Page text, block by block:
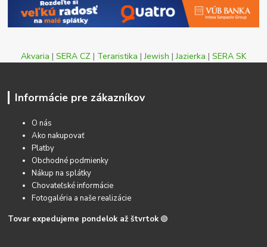
Akvaria | SERA CZ | Teraristika |Jewish |Jazierka | SERA SK
Informácie pre zákazníkov
O nás
Ako nakupovať
Platby
Obchodné podmienky
Nákup na splátky
Chovateľské informácie
Fotogaléria a naše realizácie
Tovar expedujeme pondelok až štvrtok 🟢